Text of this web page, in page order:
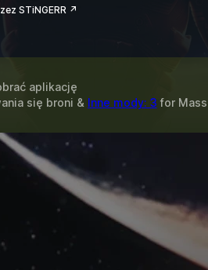
STiNGERR ↗
aplikację
się broni & Inne mody: 3 for